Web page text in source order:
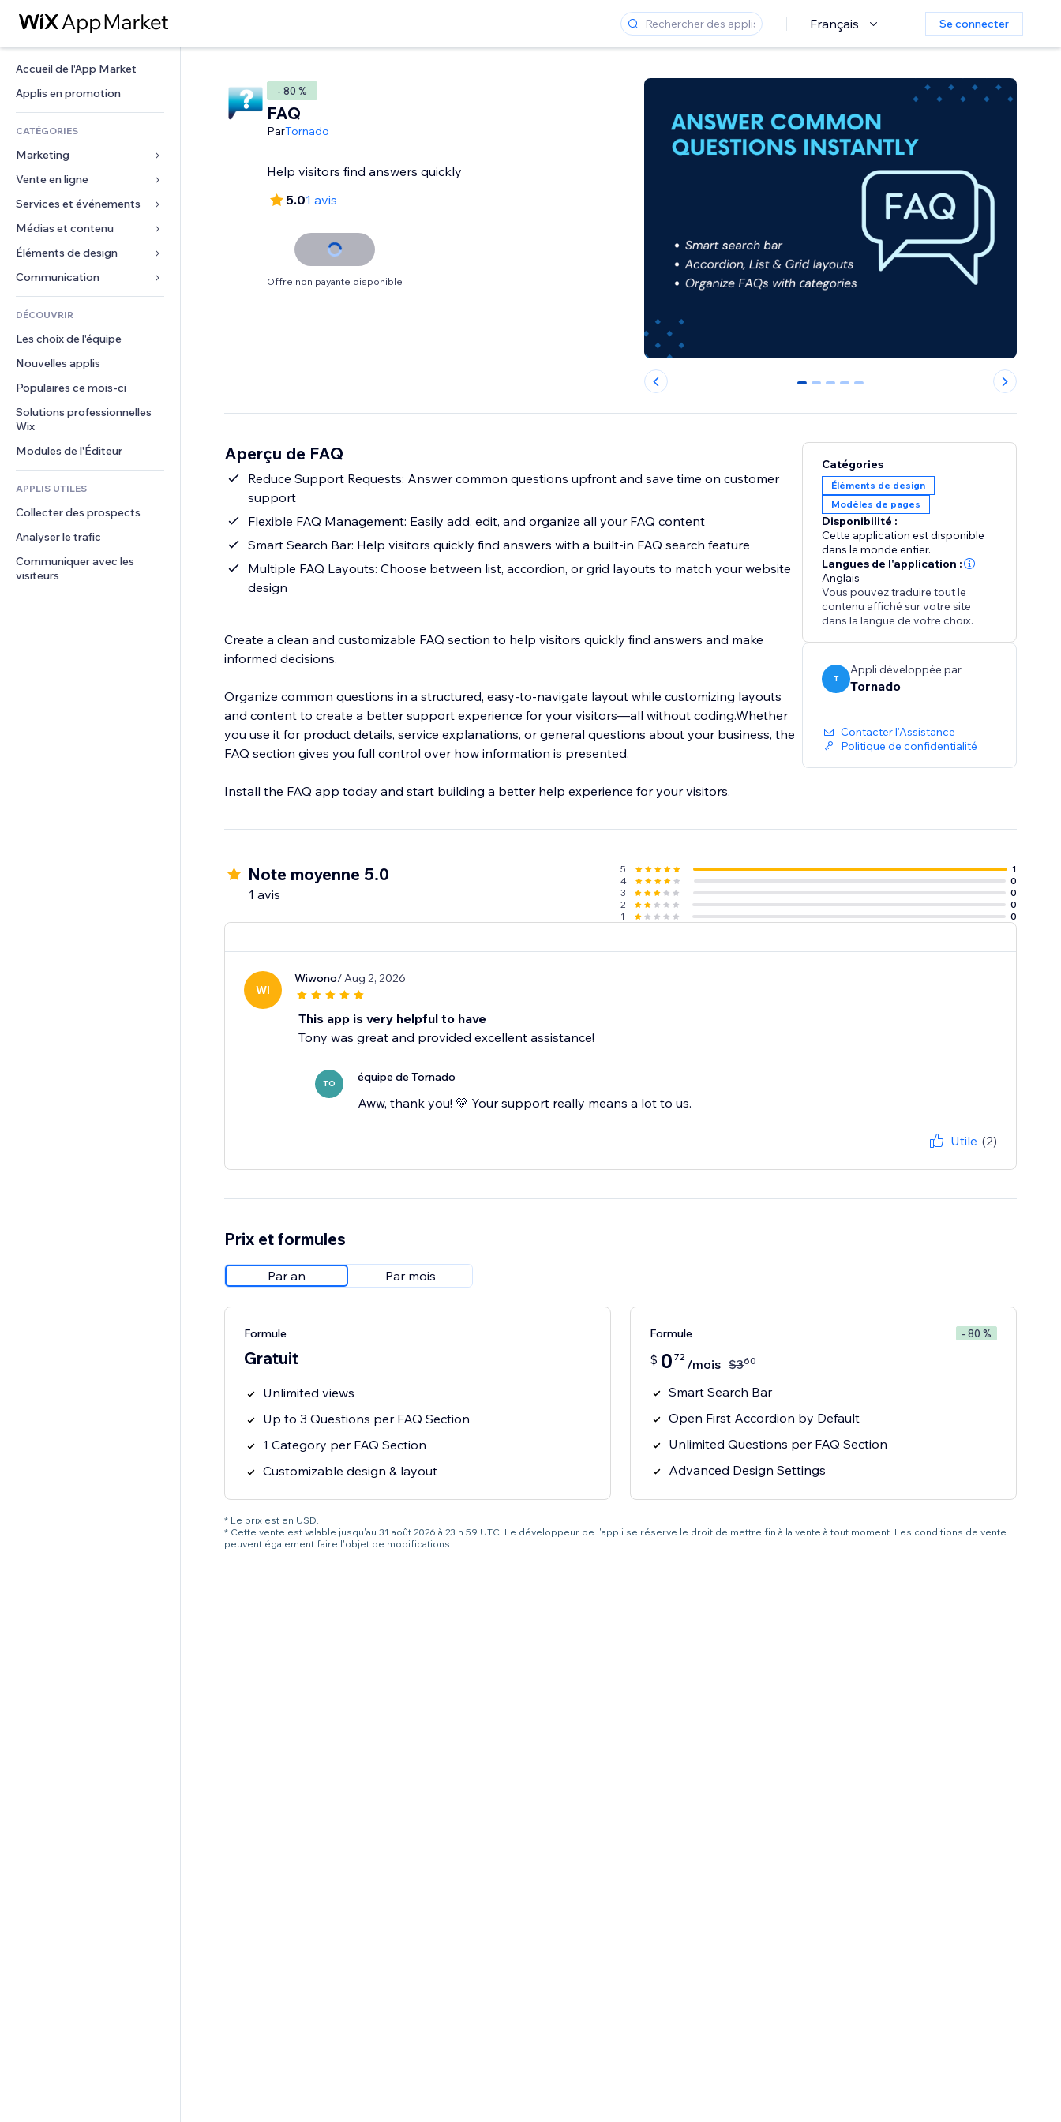
Français Se connecter
Accueil de l'App Market
Applis en promotion
CATÉGORIES
Marketing
Publicités
Mobile
Données analytiques
Réseaux sociaux
Classement de sites
E-mail
Vente en ligne
Applis pour les boutiques
Expédition et livraison
Boutons Vente
Comptabilité
Coupons et fidélisation
Solutions d'entreposage
Financement participatif
Alimentation et boissons
Services et événements
Hôtels
Événements
Restaurants
Immobilier
Réservations
Médias et contenu
Galerie
Musique
Podcasts
Photographie
Vidéo
PDF
Partage de fichiers
Actualités
Services de contenu
Effets de texte
Éléments de design
Cartes et navigation
Confidentialité
Horloge
Modèles de pages
Effets sur images
Boutons et menus
Bannières et badges
Calculateurs
Rechercher
Formulaires
Sondages
Chat
Commentaires
Téléphone
Communauté
Avis et commentaires
DÉCOUVRIR
Les choix de l'équipe
Nouvelles applis
Populaires ce mois‑ci
Solutions professionnelles
Wix
Modules de l'Éditeur
APPLIS UTILES
Collecter des prospects
Analyser le trafic
Communiquer avec les
visiteurs
- 80 %
FAQ
ParTornado
Help visitors find answers quickly
5.01 avis
Offre non payante disponible
0 1 2 3 4
Aperçu de FAQ
Reduce Support Requests: Answer common questions upfront and save time on customer
support
Flexible FAQ Management: Easily add, edit, and organize all your FAQ content
Smart Search Bar: Help visitors quickly find answers with a built-in FAQ search feature
Multiple FAQ Layouts: Choose between list, accordion, or grid layouts to match your website
design
Create a clean and customizable FAQ section to help visitors quickly find answers and make
informed decisions.
Organize common questions in a structured, easy-to-navigate layout while customizing layouts
and content to create a better support experience for your visitors—all without coding.Whether
you use it for product details, service explanations, or general questions about your business, the
FAQ section gives you full control over how information is presented.
Install the FAQ app today and start building a better help experience for your visitors.
Catégories
Éléments de design
Modèles de pages
Disponibilité :
Cette application est disponible
dans le monde entier.
Langues de l'application :
Anglais
Vous pouvez traduire tout le
contenu affiché sur votre site
dans la langue de votre choix.
T
Appli développée par
Tornado
Contacter l'Assistance
Politique de confidentialité
Note moyenne 5.0
1 avis
5
1
4
0
3
0
2
0
1
0
WI
Wiwono/ Aug 2, 2026
This app is very helpful to have
Tony was great and provided excellent assistance!
TO équipe de Tornado
Aww, thank you! 💛 Your support really means a lot to us.
Utile (2)
Prix et formules
Par an Par mois
Formule
Gratuit
Unlimited views
Up to 3 Questions per FAQ Section
1 Category per FAQ Section
Customizable design & layout
Formule - 80 %
$ 0 72 /mois $360
Smart Search Bar
Open First Accordion by Default
Unlimited Questions per FAQ Section
Advanced Design Settings
* Le prix est en USD.
* Cette vente est valable jusqu'au 31 août 2026 à 23 h 59 UTC. Le développeur de l'appli se réserve le droit de mettre fin à la vente à tout moment. Les conditions de vente
peuvent également faire l'objet de modifications.